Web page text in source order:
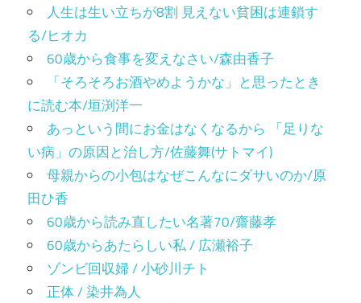
人生は生い立ちが8割 見えない貧困は連鎖す
る/ヒオカ
60歳から食事を変えなさい/森由香子
「そろそろお酒やめようかな」と思ったとき
に読む本/垣渕洋一
あっという間にお金はなくなるから 「足りな
い病」の原因と治し方/佐藤舞(サトマイ)
母親からの小包はなぜこんなにダサいのか/原
田ひ香
60歳から読み直したい名著70/齋藤孝
60歳からあたらしい私 / 広瀬裕子
ゾンビ回収婦 / 小砂川チト
正体 / 染井為人